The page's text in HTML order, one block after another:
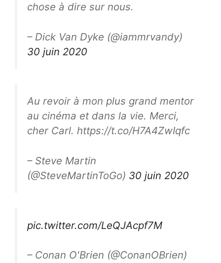
chose à dire sur nous.
– Dick Van Dyke (@iammrvandy)
30 juin 2020
Au revoir à mon plus grand mentor
au cinéma et dans la vie. Merci,
cher Carl. https://t.co/H7A4ZwIqfc
– Steve Martin
(@SteveMartinToGo) 30 juin 2020
pic.twitter.com/LeQJAcpf7M
– Conan O'Brien (@ConanOBrien)